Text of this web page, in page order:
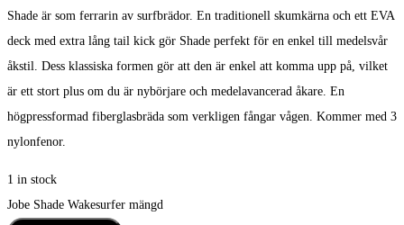
Shade är som ferrarin av surfbrädor. En traditionell skumkärna och ett EVA
deck med extra lång tail kick gör Shade perfekt för en enkel till medelsvår
åkstil. Dess klassiska formen gör att den är enkel att komma upp på, vilket
är ett stort plus om du är nybörjare och medelavancerad åkare. En
högpressformad fiberglasbräda som verkligen fångar vågen. Kommer med 3
nylonfenor.
1 in stock
Jobe Shade Wakesurfer mängd